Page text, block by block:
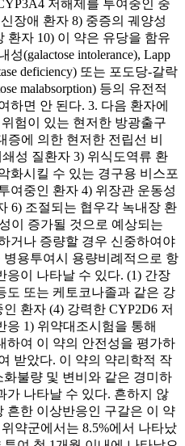
저해제를 투여중인 중
장애 환자 8) 중증의 궤양성
환자 10) 이 약은 유당을 함유
(galactose intolerance), Lapp
deficiency) 또는 포도당-갈락
malabsorption) 등의 유전적
하면 안 된다. 3. 다음 환자에
험이 있는 현저한 방광출구
에 의한 현저한 전립선 비
성 질환자 3) 위식도역류 환
화시킬 수 있는 경구용 비스포
여중인 환자 4) 위장관 운동성
6) 조절되는 협우각 녹내장 환
이 증가될 것으로 예상되는
거나 증량할 경우 신중하여야
용투여시 용량비례적으로 항
응이 나타날 수 있다. (1) 간장
도 또는 케토코나졸과 같은 강
환자 (4) 강력한 CYP2D6 저
응 1) 위약대조시험을 통해
하여 이 약의 안전성을 평가하
받았다. 이 약의 약리학적 작
불량 및 변비와 같은 경미하
가 나타날 수 있다. 흔하지 않
흔한 이상반응인 구갈은 이 약
약군에서는 8.5%에서 나타났